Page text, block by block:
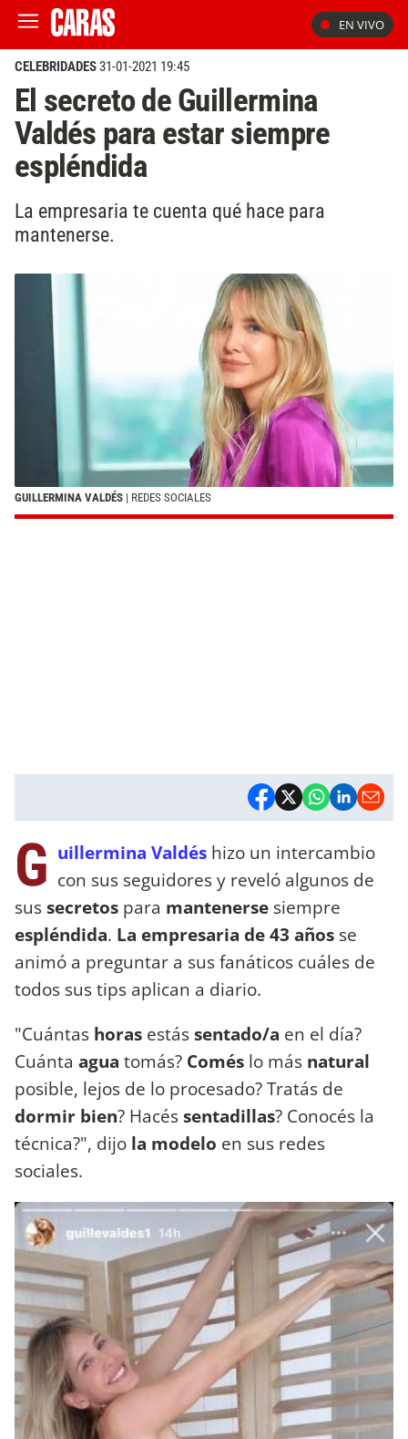
EN VIVO
CELEBRIDADES31-01-2021 19:45
El secreto de Guillermina
Valdés para estar siempre
espléndida
La empresaria te cuenta qué hace para
mantenerse.
GUILLERMINA VALDÉS | REDES SOCIALES
G uillermina Valdés hizo un intercambio
con sus seguidores y reveló algunos de
sussecretos para mantenerse siempre
espléndida. La empresaria de 43 años se
animó a preguntar a sus fanáticos cuáles de
todos sus tips aplican a diario.
"Cuántas horas estássentado/a en el día?
Cuánta agua tomás? Comés lo más natural
posible, lejos de lo procesado?Tratás de
dormir bien? Hacéssentadillas? Conocés la
técnica?", dijo la modelo en sus redes
sociales.